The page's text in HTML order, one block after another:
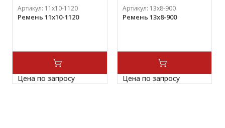
Артикул: 11х10-1120
Ремень 11х10-1120
Цена по запросу
Артикул: 13х8-900
Ремень 13х8-900
Цена по запросу